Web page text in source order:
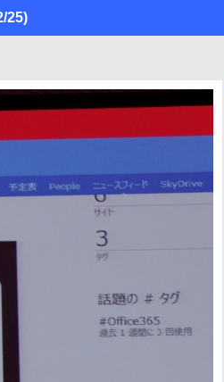
25)